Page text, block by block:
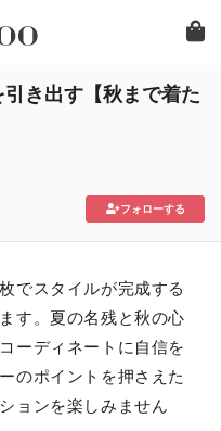
き出す【秋まで着た
フォローする
でスタイルが完成する
す。夏の名残と秋の心
ーディネートに自信を
のポイントを押さえた
ョンを楽しみません